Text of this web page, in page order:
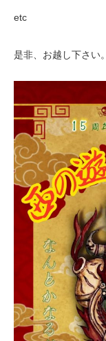
etc
是非、お越し下さい。